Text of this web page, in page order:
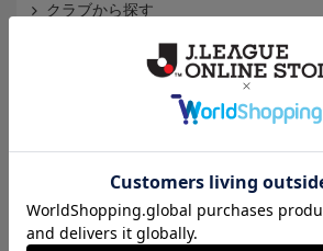
クラブから探す
Ｊ2
インフォメーション
個人情報保護方針